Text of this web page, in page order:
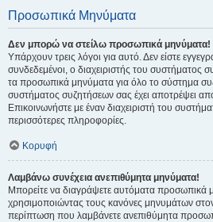
Προσωπικά Μηνύματα
Δεν μπορώ να στείλω προσωπικά μηνύματα!
Υπάρχουν τρεις λόγοι για αυτό. Δεν είστε
συνδεδεμένοι, ο διαχειριστής του συστήματος
τα προσωπικά μηνύματα για όλο το σύστημα
συστήματος συζητήσεων σας έχει αποτρέψει
Επικοινωνήστε με έναν διαχειριστή του
περισσότερες πληροφορίες.
Κορυφή
Λαμβάνω συνέχεια ανεπιθύμητα μηνύματα!
Μπορείτε να διαγράψετε αυτόματα προσωπικά
χρησιμοποιώντας τους κανόνες μηνυμάτων
περίπτωση που λαμβάνετε ανεπιθύμητα